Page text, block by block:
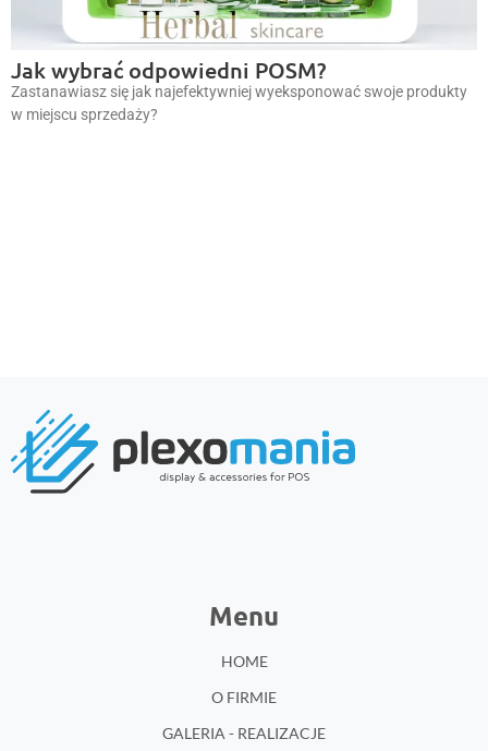
Jak wybrać odpowiedni POSM?
Zastanawiasz się jak najefektywniej wyeksponować swoje produkty
w miejscu sprzedaży?
Menu
HOME
O FIRMIE
GALERIA - REALIZACJE